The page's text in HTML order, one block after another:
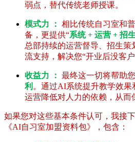
弱点，替代传统老师授课。
模式力 ： 相比传统自习室和
备，更提供“系统 + 运营 + 招生
总部持续的运营督导、招生策
流支持，解决您“开业后没客户
收益力 ： 最终这一切将帮助您
利 。通过AI系统提升教学效
运营降低对人力的依赖，从而
如果您对这些基本条件认可，我接
《AI自习室加盟资料包》，包含：